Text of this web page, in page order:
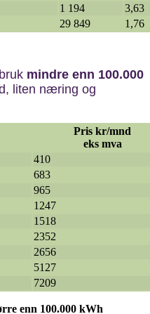
1 194
3,63
29 849 1,76
mindre enn 100.000
liten næring og
Pris kr/mnd
eks mva
410
683
965
1247
1518
2352
2656
5127
7209
enn 100.000 kWh